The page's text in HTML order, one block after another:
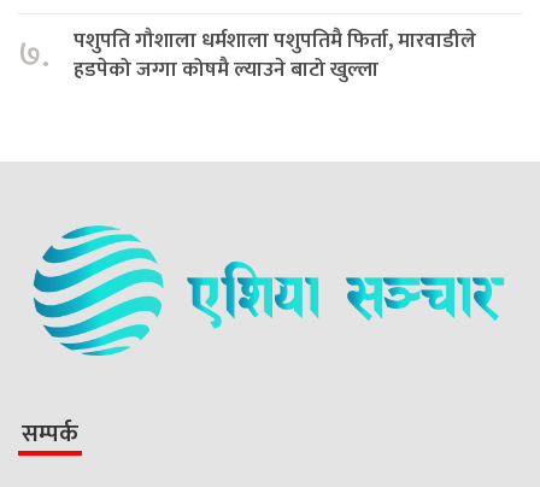
७.
पशुपति गौशाला धर्मशाला पशुपतिमै फिर्ता, मारवाडीले
हडपेको जग्गा कोषमै ल्याउने बाटो खुल्ला
सम्पर्क